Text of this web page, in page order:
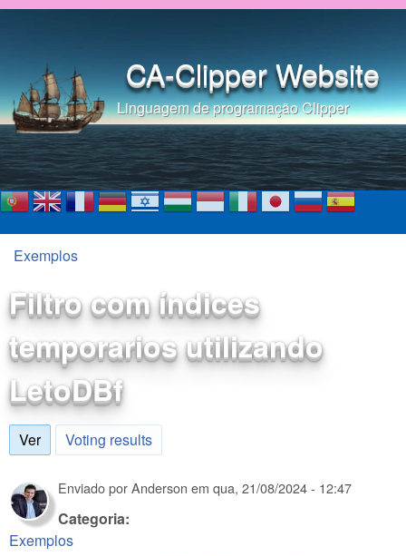
Pular para o conteúdo
CA-Clipper Website
Linguagem de programação Clipper
Você está aqui
Exemplos
Filtro com índices
temporarios utilizando
LetoDBf
Ver(aba ativa)
Voting results
Enviado porAnderson em qua, 21/08/2024 - 12:47
Categoria:
Exemplos